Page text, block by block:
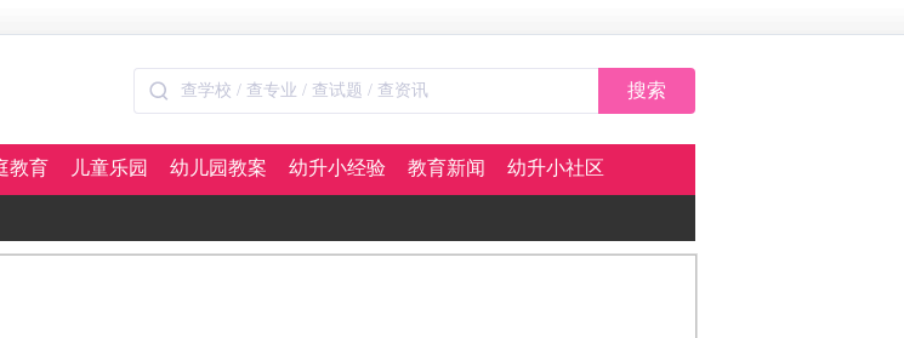
搜索
教育 儿童乐园 幼儿园教案 幼升小经验 教育新闻 幼升小社区